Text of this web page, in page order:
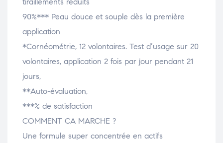
90%*** Peau douce et souple dès la première
application
*Cornéométrie, 12 volontaires. Test d’usage sur 20
volontaires, application 2 fois par jour pendant 21
jours,
**Auto-évaluation,
***% de satisfaction
COMMENT CA MARCHE ?
Une formule super concentrée en actifs